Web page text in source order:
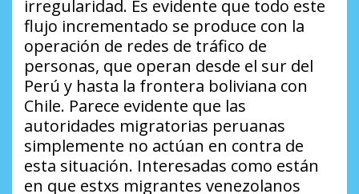
irregularidad. Es evidente que todo este
flujo incrementado se produce con la
operación de redes de tráfico de
personas, que operan desde el sur del
Perú y hasta la frontera boliviana con
Chile. Parece evidente que las
autoridades migratorias peruanas
simplemente no actúan en contra de
esta situación. Interesadas como están
en que estxs migrantes venezolanos